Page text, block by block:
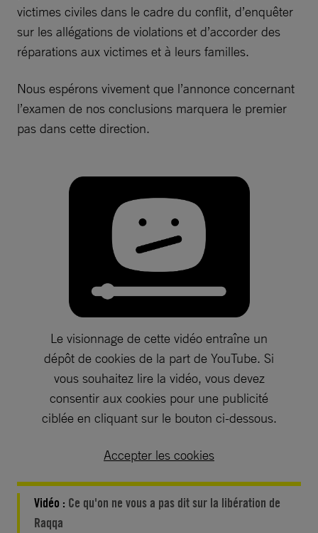
victimes civiles dans le cadre du conflit, d’enquêter
sur les allégations de violations et d’accorder des
réparations aux victimes et à leurs familles.
Nous espérons vivement que l’annonce concernant
l’examen de nos conclusions marquera le premier
pas dans cette direction.
Le visionnage de cette vidéo entraîne un
dépôt de cookies de la part de YouTube. Si
vous souhaitez lire la vidéo, vous devez
consentir aux cookies pour une publicité
ciblée en cliquant sur le bouton ci-dessous.
Accepter les cookies
Vidéo : Ce qu'on ne vous a pas dit sur la libération de
Raqqa